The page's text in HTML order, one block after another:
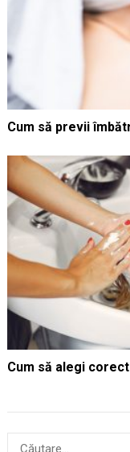
Cum să previi
Cum să alegi
Caută